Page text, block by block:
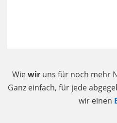
Wiewir uns für noch mehr
Ganz einfach, für jede
wir einen